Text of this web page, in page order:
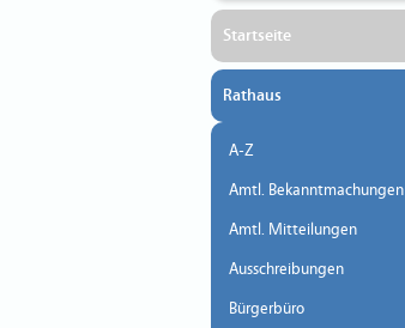
Startseite
Rathaus
A-Z
Amtl. Bekanntmachungen
Amtl. Mitteilungen
Ausschreibungen
Bürgerbüro